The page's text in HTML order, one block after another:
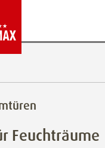
Feuchträume